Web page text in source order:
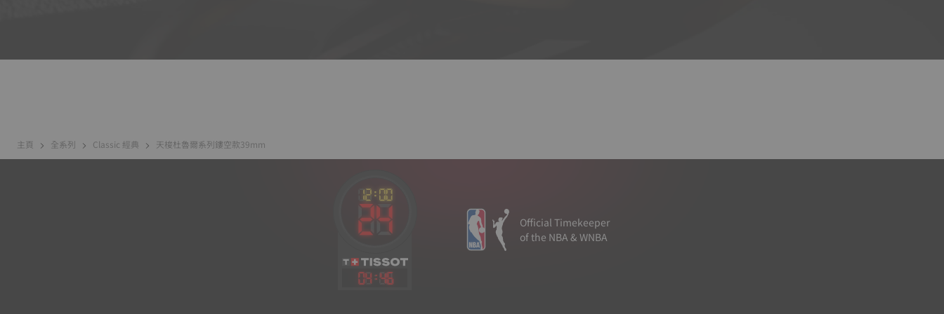
主頁 全系列 Classic 經典 天梭杜魯爾系列鏤空款39mm
04:46
Official Timekeeper
of the NBA & WNBA